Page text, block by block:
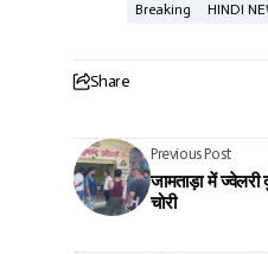
Breaking HINDI
Share
Previous Post
जामताड़ा में
चोरी